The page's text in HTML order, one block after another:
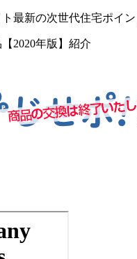
最新の次世代住宅ポイ
2020年版】紹介